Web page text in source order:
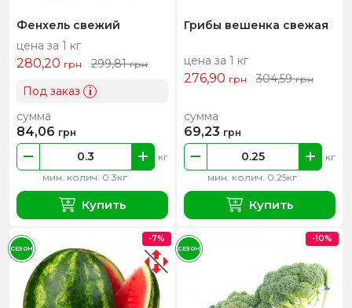
Фенхель свежий
цена за 1 кг
280,20 грн 299,81грн
Под заказ i
мин. колич. 0.3кг
кг
сумма
84,06 грн
Купить
Грибы вешенка свежая
цена за 1 кг
276,90 грн 304,59грн
мин. колич. 0.25кг
кг
сумма
69,23 грн
Купить
-7%
СЕЗОН
-10%
СЕЗОН